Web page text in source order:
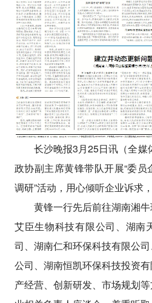
长沙晚报3月25日讯（全媒
政协副主席黄锋带队开展“委
调研”活动，用心倾听企业诉求
黄锋一行先后前往湖南湘牛
艾臣生物科技有限公司、湖南
司、湖南仁和环保科技有限公
公司、湖南恒凯环保科技投资
产经营、创新研发、市场规划